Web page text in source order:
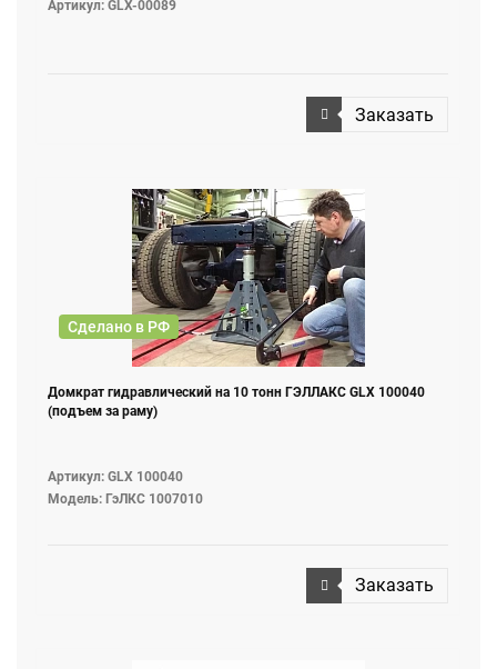
Артикул: GLX-00089
Заказать
Сделано в РФ
Домкрат гидравлический на 10 тонн ГЭЛЛАКС GLX 100040
(подъем за раму)
Артикул: GLX 100040
Модель: ГэЛКС 1007010
Заказать